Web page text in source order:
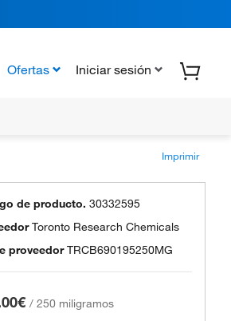
Ofertas Iniciar sesión
Imprimir
de producto. 30332595
Toronto Research Chemicals
proveedor TRCB690195250MG
/ 250 miligramos